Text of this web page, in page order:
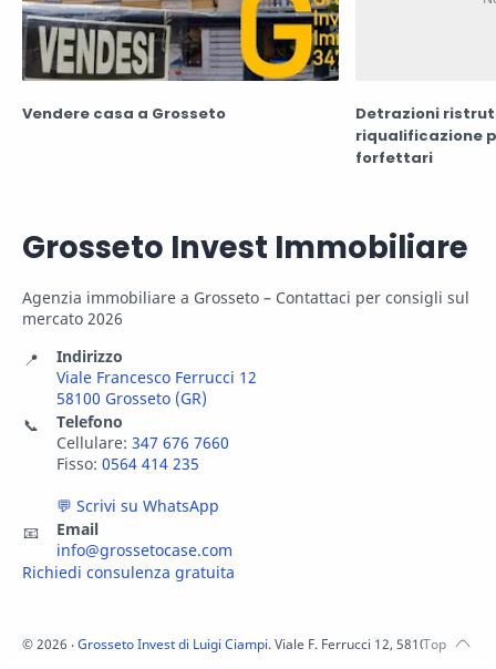
Vendere casa a Grosseto
Detrazioni
riqualificazione
forfettari
Grosseto Invest Immobiliare
Agenzia immobiliare a Grosseto – Contattaci per consigli sul
mercato 2026
📍
Indirizzo
Viale Francesco Ferrucci 12
58100 Grosseto (GR)
📞
Telefono
Cellulare: 347 676 7660
Fisso: 0564 414 235
💬 Scrivi su WhatsApp
📧
Email
info@grossetocase.com
Richiedi consulenza gratuita
©2026 ‧Grosseto Invest di Luigi Ciampi. Viale F. Ferrucci 12, 58100